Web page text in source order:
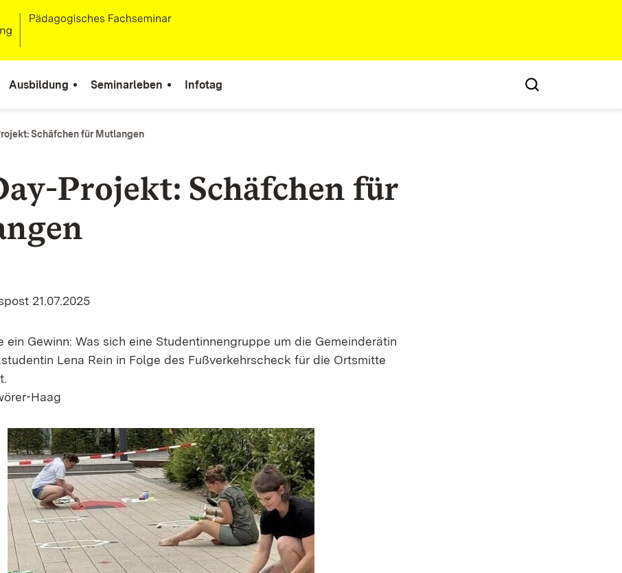
Ausbildung Seminarleben Infotag
Schäfchen für Mutlangen
Projekt: Schäfchen für
21.07.2025
ein Gewinn: Was sich eine Studentinnengruppe um die Gemeinderätin
Lena Rein in Folge des Fußverkehrscheck für die Ortsmitte
Haag